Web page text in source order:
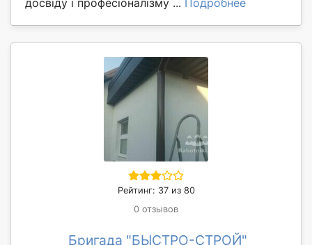
досвіду і професіоналізму ... Подробнее
Рейтинг: 37 из 80
0 отзывов
Бригада "БЫСТРО-СТРОЙ"